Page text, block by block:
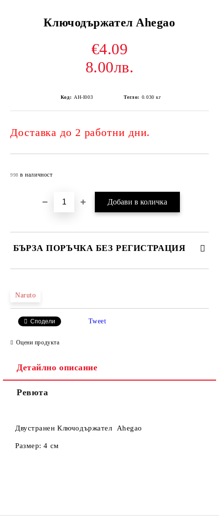
Ключодържател Ahegao
€4.09
8.00лв.
Код: AH-I003 Тегло: 0.030 кг
Доставка до 2 работни дни.
998 в наличност
БЪРЗА ПОРЪЧКА БЕЗ РЕГИСТРАЦИЯ
Съгласен съм с
Ние ще се свържем с вас в рамките на работния ден.
Naruto
Сподели Tweet
Оцени продукта
Детайлно описание
Ревюта
Двустранен Ключодържател Ahegao
Размер: 4 см